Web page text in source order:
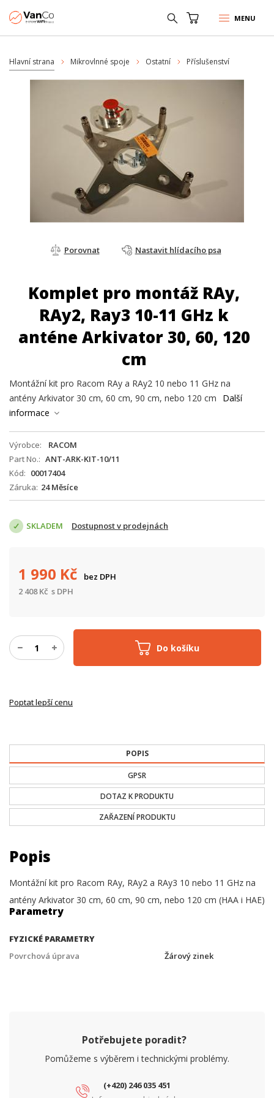
MENU
Hlavní strana Mikrovlnné spoje Ostatní Příslušenství
Porovnat Nastavit hlídacího psa
Komplet pro montáž RAy,
RAy2, Ray3 10-11 GHz k
anténe Arkivator 30, 60, 120
cm
Montážní kit pro Racom RAy a RAy2 10 nebo 11 GHz na
antény Arkivator 30 cm, 60 cm, 90 cm, nebo 120 cm
Další
informace
Výrobce
RACOM
Part No.
ANT-ARK-KIT-10/11
Kód
00017404
Záruka 24 Měsíce
SKLADEM Dostupnost v prodejnách
Do košíku
1 990 Kč
bez DPH
2 408Kč s DPH
Poptat lepší cenu
POPIS
GPSR
DOTAZ K PRODUKTU
ZAŘAZENÍ PRODUKTU
Popis
Montážní kit pro Racom RAy, RAy2 a RAy3 10 nebo 11 GHz na
antény Arkivator 30 cm, 60 cm, 90 cm, nebo 120 cm (HAA i HAE)
Parametry
FYZICKÉ PARAMETRY
Povrchová úprava
Žárový zinek
Potřebujete poradit?
Pomůžeme s výběrem i technickými problémy.
(+420) 246 035 451